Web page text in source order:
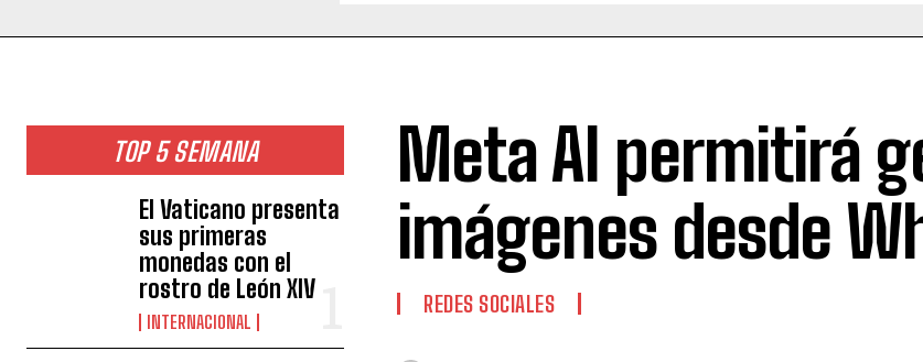
TOP 5 SEMANA
El Vaticano presenta
sus primeras
monedas con el
rostro de León XIV
INTERNACIONAL
Meta AI permitirá
imágenes desde
REDES SOCIALES